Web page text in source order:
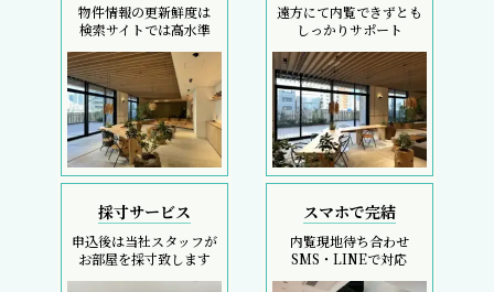
物件情報の更新鮮度は
検索サイトでは高水準
遠方にて内覧できずとも
しっかりサポート
採寸サービス
申込後は当社スタッフが
お部屋を採寸致します
スマホで完結
内覧現地待ち合わせ
SMS・LINEで対応